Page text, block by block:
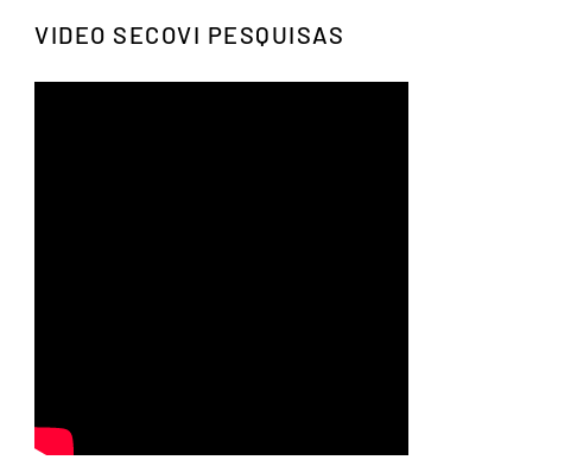
VIDEO SECOVI PESQUISAS